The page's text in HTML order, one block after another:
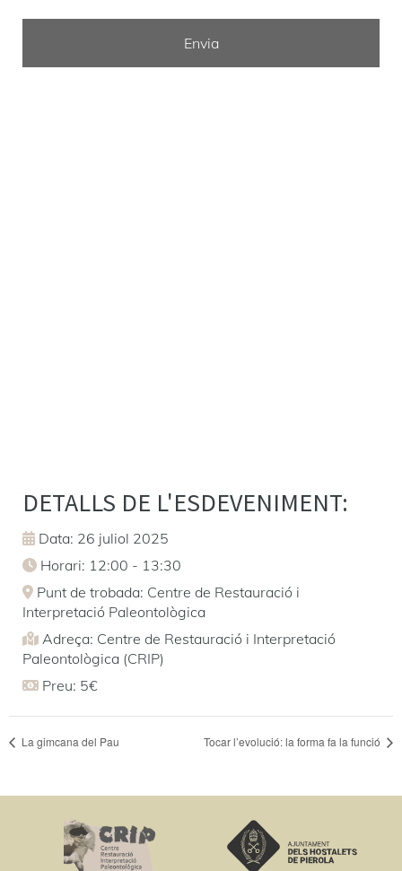
DETALLS DE L'ESDEVENIMENT:
Data: 26 juliol 2025
Horari: 12:00 - 13:30
Punt de trobada: Centre de Restauració i
Interpretació Paleontològica
Adreça: Centre de Restauració i Interpretació
Paleontològica (CRIP)
Preu: 5€
La gimcana del Pau Tocar l’evolució: la forma fa la funció